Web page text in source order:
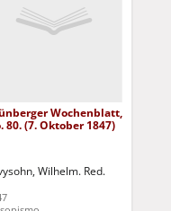
Wochenblatt,
80. (7. Oktober 1847)
Wilhelm. Red.